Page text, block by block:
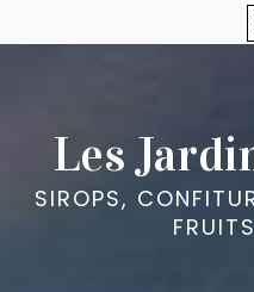
Les
SIROPS,